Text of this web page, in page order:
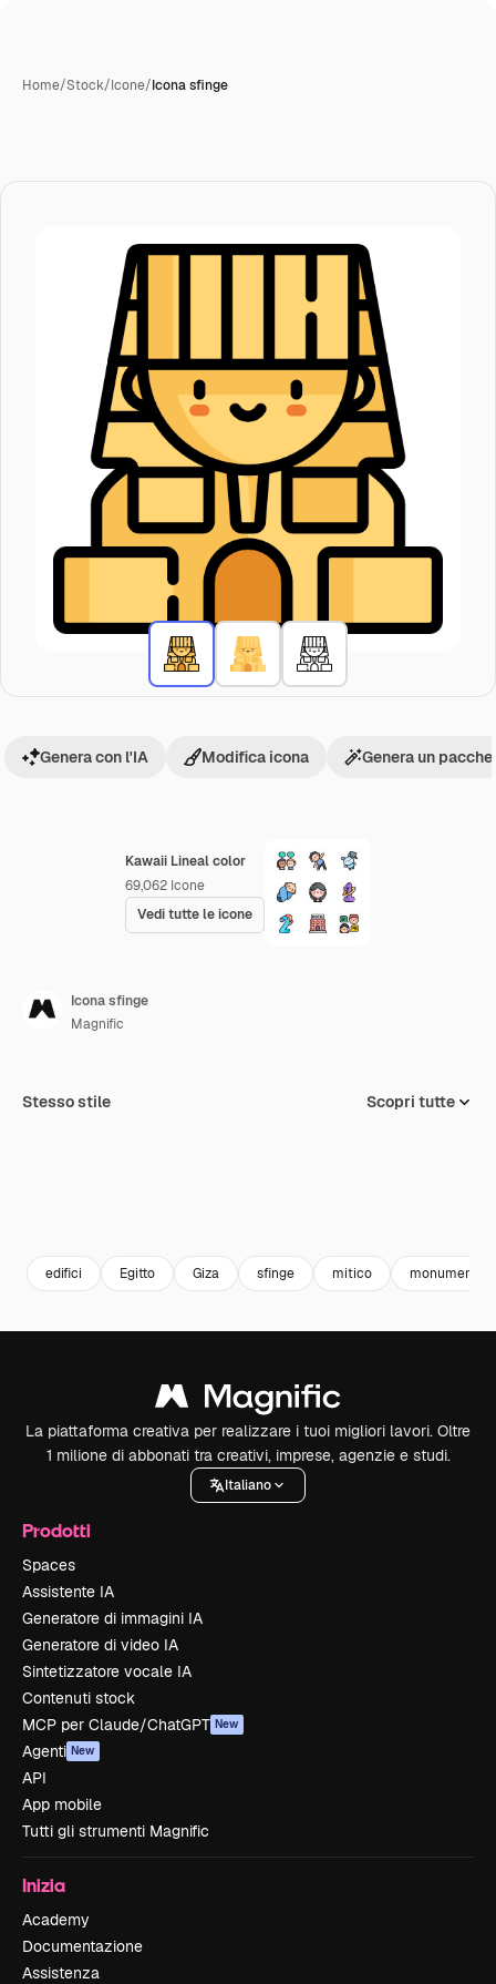
Home/Stock/Icone/Icona sfinge
Kawaii Lineal color
69,062 Icone
Vedi tutte le icone
Genera con l'IA Modifica icona Genera un
Icona sfinge
Magnific
Stesso stile Scopri tutte
edifici Egitto Giza sfinge mitico monumenti
La piattaforma creativa per realizzare i tuoi migliori lavori. Oltre
1 milione di abbonati tra creativi, imprese, agenzie e studi.
Italiano
Prodotti
Spaces
Assistente IA
Generatore di immagini IA
Generatore di video IA
Sintetizzatore vocale IA
Contenuti stock
MCP per Claude/ChatGPT New
Agenti New
API
App mobile
Tutti gli strumenti Magnific
Inizia
Academy
Documentazione
Assistenza